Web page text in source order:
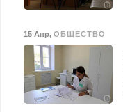
15 Апр, ОБЩЕСТВО